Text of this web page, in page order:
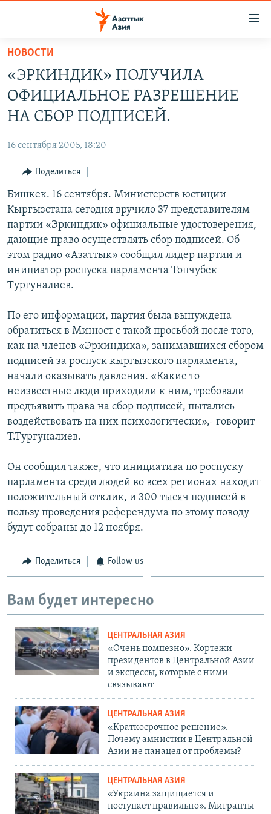
Вернуться
основному
содержанию
Вернутся
главной
навигации
Вернутся
поиску
КЫРГЫЗСТАН
ТАДЖИКИСТАН
НОВОСТИ
ВОЙНА В УКРАИНЕ
ҚАЗАҚША
КЫРГЫЗЧА
ЎЗБЕКЧА
ТОҶИКӢ
TÜRKMENÇE
Все сайты РСЕ/РС
НОВОСТИ
«ЭРКИНДИК» ПОЛУЧИЛА
ОФИЦИАЛЬНОЕ РАЗРЕШЕНИЕ
НА СБОР ПОДПИСЕЙ.
16 сентября 2005, 18:20
Поделиться
Бишкек. 16 сентября. Министерств юстиции
Кыргызстана сегодня вручило 37 представителям
партии «Эркиндик» официальные удостоверения,
дающие право осуществлять сбор подписей. Об
этом радио «Азаттык» сообщил лидер партии и
инициатор роспуска парламента Топчубек
Тургуналиев.
По его информации, партия была вынуждена
обратиться в Минюст с такой просьбой после того,
как на членов «Эркиндика», занимавшихся сбором
подписей за роспуск кыргызского парламента,
начали оказывать давления. «Какие то
неизвестные люди приходили к ним, требовали
предъявить права на сбор подписей, пытались
воздействовать на них психологически»,- говорит
Т.Тургуналиев.
Он сообщил также, что инициатива по роспуску
парламента среди людей во всех регионах находит
положительный отклик, и 300 тысяч подписей в
пользу проведения референдума по этому поводу
будут собраны до 12 ноября.
Поделиться Follow us
Вам будет интересно
ЦЕНТРАЛЬНАЯ АЗИЯ
«Очень помпезно». Кортежи
президентов в Центральной Азии
и эксцессы, которые с ними
связывают
ЦЕНТРАЛЬНАЯ АЗИЯ
«Краткосрочное решение».
Почему амнистии в Центральной
Азии не панацея от проблемы?
ЦЕНТРАЛЬНАЯ АЗИЯ
«Украина защищается и
поступает правильно». Мигранты